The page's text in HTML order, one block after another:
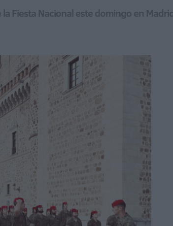
Fiesta Nacional este domingo en